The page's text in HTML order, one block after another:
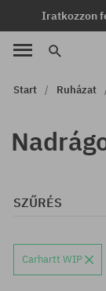
Iratkozzon
Start Ruházat
SZŰRÉS
Carhartt WIP